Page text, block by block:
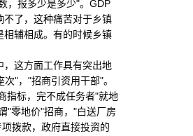
，报多少是多少"。GDP
了，这种痛苦对于乡镇
辅相成。有的时候乡镇
这方面工作具有突出地
"，"招商引资用干部"。
指标，完不成任务者"就地
"零地价"招商，"白送厂房
拨款，政府直接投资的